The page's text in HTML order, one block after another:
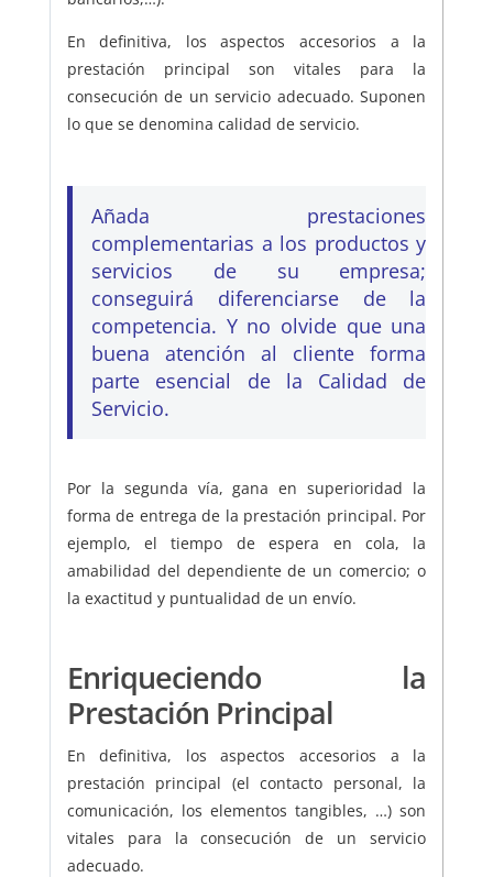
En definitiva, los aspectos accesorios a la
prestación principal son vitales para la
consecución de un servicio adecuado. Suponen
lo que se denomina calidad de servicio.
Añada prestaciones
complementarias a los productos y
servicios de su empresa;
conseguirá diferenciarse de la
competencia. Y no olvide que una
buena atención al cliente forma
parte esencial de la Calidad de
Servicio.
Por la segunda vía, gana en superioridad la
forma de entrega de la prestación principal. Por
ejemplo, el tiempo de espera en cola, la
amabilidad del dependiente de un comercio; o
la exactitud y puntualidad de un envío.
Enriqueciendo la
Prestación Principal
En definitiva, los aspectos accesorios a la
prestación principal (el contacto personal, la
comunicación, los elementos tangibles, …) son
vitales para la consecución de un servicio
adecuado.